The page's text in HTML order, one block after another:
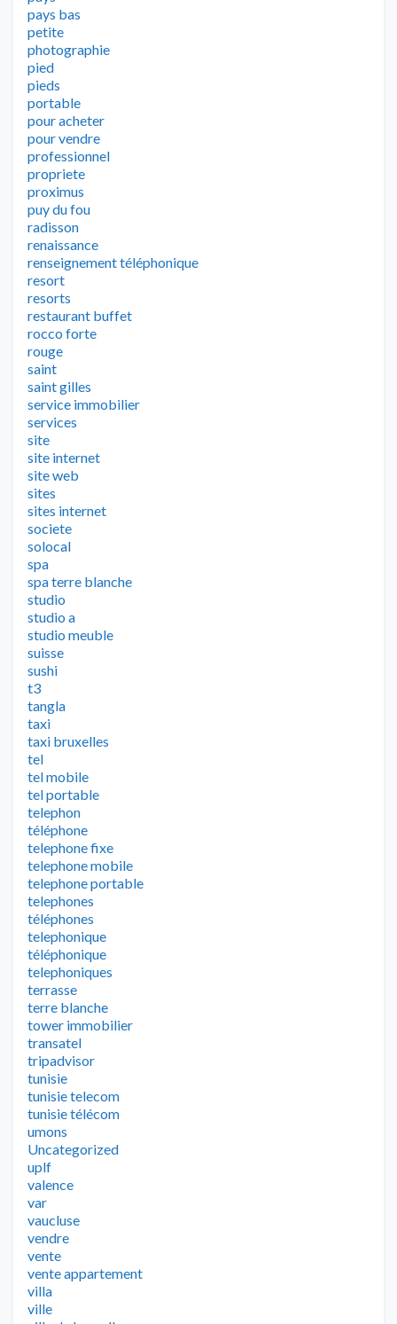
pays bas
petite
photographie
pied
pieds
portable
pour acheter
pour vendre
professionnel
propriete
proximus
puy du fou
radisson
renaissance
renseignement téléphonique
resort
resorts
restaurant buffet
rocco forte
rouge
saint
saint gilles
service immobilier
services
site
site internet
site web
sites
sites internet
societe
solocal
spa
spa terre blanche
studio
studio a
studio meuble
suisse
sushi
t3
tangla
taxi
taxi bruxelles
tel
tel mobile
tel portable
telephon
téléphone
telephone fixe
telephone mobile
telephone portable
telephones
téléphones
telephonique
téléphonique
telephoniques
terrasse
terre blanche
tower immobilier
transatel
tripadvisor
tunisie
tunisie telecom
tunisie télécom
umons
Uncategorized
uplf
valence
var
vaucluse
vendre
vente
vente appartement
villa
ville